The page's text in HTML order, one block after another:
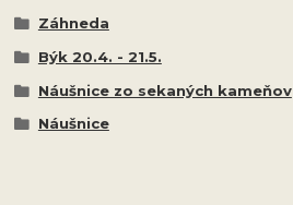
Záhneda
Býk 20.4. - 21.5.
Náušnice zo sekaných kameňov
Náušnice